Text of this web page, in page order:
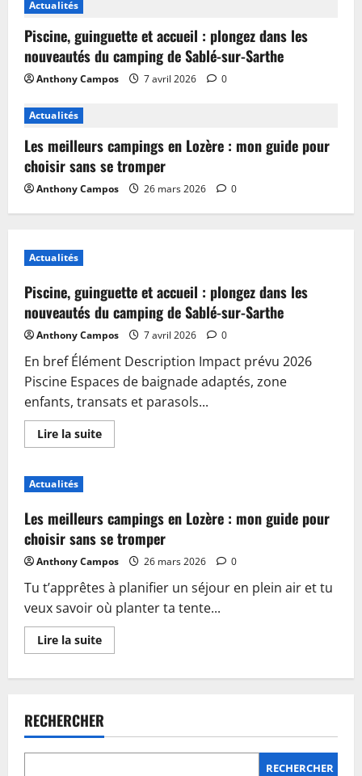
Actualités
Piscine, guinguette et accueil : plongez dans les
nouveautés du camping de Sablé-sur-Sarthe
Anthony Campos 7 avril 2026 0
Actualités
Les meilleurs campings en Lozère : mon guide pour
choisir sans se tromper
Anthony Campos 26 mars 2026 0
Actualités
Piscine, guinguette et accueil : plongez dans les
nouveautés du camping de Sablé-sur-Sarthe
Anthony Campos 7 avril 2026 0
En bref Élément Description Impact prévu 2026
Piscine Espaces de baignade adaptés, zone
enfants, transats et parasols...
Lire la suiteEn
savoir
accueil
:
plongez
dans
les
nouveautés
du
camping
de
Sablé-
sur-
Sarthe
Actualités
Les meilleurs campings en Lozère : mon guide pour
choisir sans se tromper
Anthony Campos 26 mars 2026 0
Tu t’apprêtes à planifier un séjour en plein air et tu
veux savoir où planter ta tente...
Lire la suiteEn
savoir
en
Lozère
:
mon
RECHERCHER
RECHERCHER